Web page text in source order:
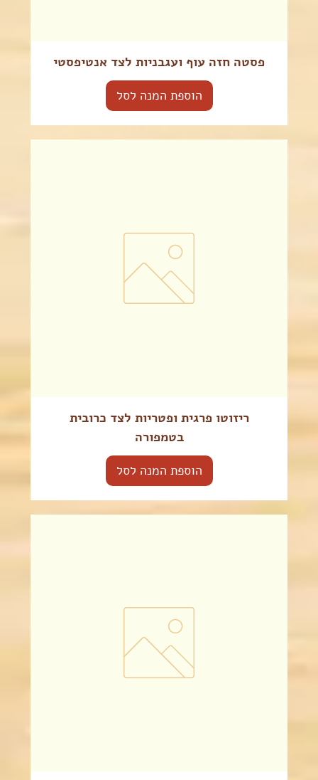
פסטה חזה עוף ועגבניות לצד אנטיפסטי
הוספת המנה לסל
ריזוטו פרגית ופטריות לצד כרובית
בטמפורה
הוספת המנה לסל